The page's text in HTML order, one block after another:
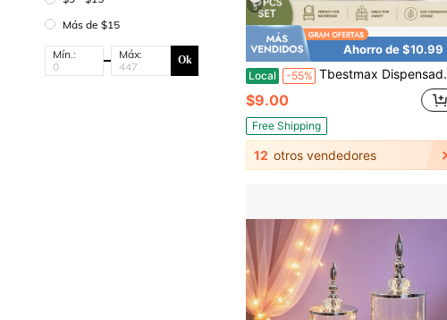
Más de $15
Mín.: Máx: Ok
5
Ahorro de $10.99
Local -55% Tbestmax Dispensador de Bastoncillos de Algodón para Baño, Recipiente de 10/12 Oz para Bolas de Algodón, Organizador de Frasco de Boticario para Almacenar Bastoncillos de Algodón, Palillos Dentales (Tapas)
$9.00
Free Shipping
12 otros vendedores